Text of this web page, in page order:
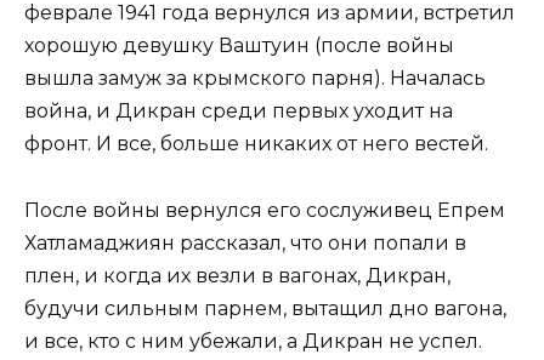
феврале 1941 года вернулся из армии, встретил
хорошую девушку Ваштуин (после войны
вышла замуж за крымского парня). Началась
война, и Дикран среди первых уходит на
фронт. И все, больше никаких от него вестей.
После войны вернулся его сослуживец Епрем
Хатламаджиян рассказал, что они попали в
плен, и когда их везли в вагонах, Дикран,
будучи сильным парнем, вытащил дно вагона,
и все, кто с ним убежали, а Дикран не успел.